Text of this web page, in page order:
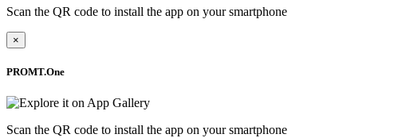
Scan the QR code to install the app on your smartphone
×
PROMT.One
Scan the QR code to install the app on your smartphone